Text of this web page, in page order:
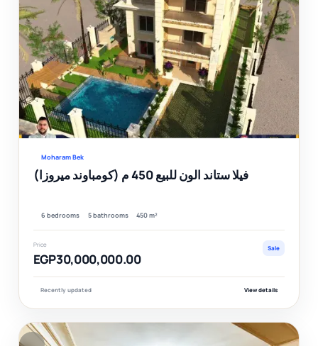
Moharam Bek
فيلا ستاند الون للبيع 450 م (كومباوند ميروزا)
6 bedrooms 5 bathrooms 450 m²
Price
EGP30,000,000.00
Sale
Recently updated View details